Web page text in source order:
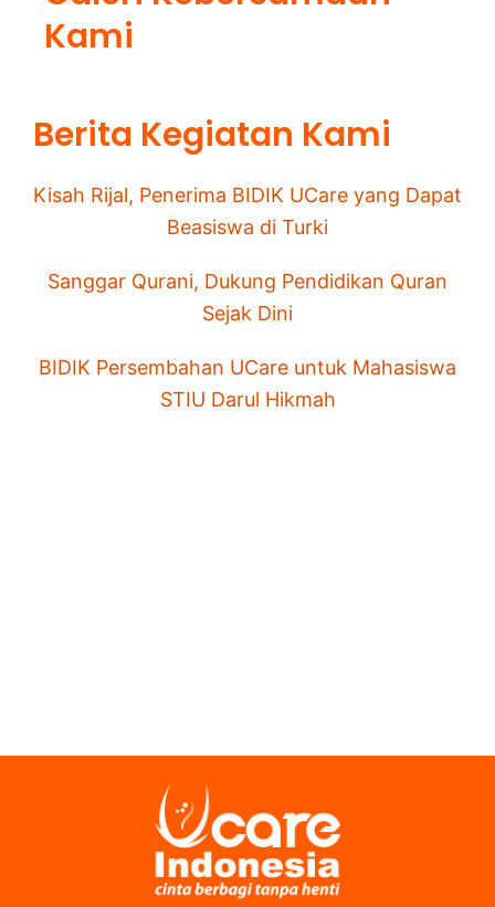
Kami
Berita Kegiatan Kami
Kisah Rijal, Penerima BIDIK UCare yang Dapat
Beasiswa di Turki
Sanggar Qurani, Dukung Pendidikan Quran
Sejak Dini
BIDIK Persembahan UCare untuk Mahasiswa
STIU Darul Hikmah